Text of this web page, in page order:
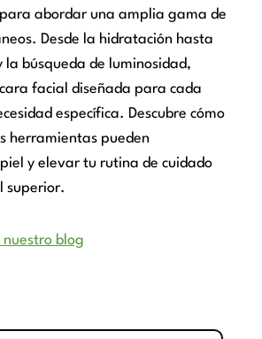
abordar una amplia gama de
Desde la hidratación hasta
la búsqueda de luminosidad,
facial diseñada para cada
específica. Descubre cómo
herramientas pueden
y elevar tu rutina de cuidado
superior.
nuestro blog